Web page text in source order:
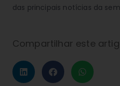
das principais notícias da
Compartilhar este